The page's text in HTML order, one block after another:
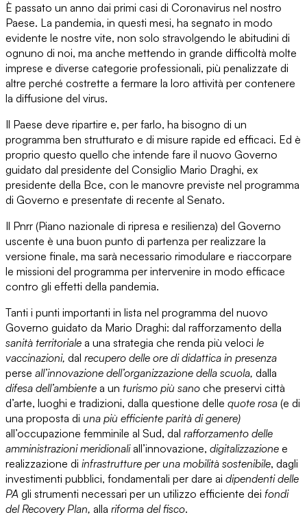
È passato un anno dai primi casi di Coronavirus nel nostro
Paese. La pandemia, in questi mesi, ha segnato in modo
evidente le nostre vite, non solo stravolgendo le abitudini di
ognuno di noi, ma anche mettendo in grande difficoltà molte
imprese e diverse categorie professionali, più penalizzate di
altre perché costrette a fermare la loro attività per contenere
la diffusione del virus.
Il Paese deve ripartire e, per farlo, ha bisogno di un
programma ben strutturato e di misure rapide ed efficaci. Ed è
proprio questo quello che intende fare il nuovo Governo
guidato dal presidente del Consiglio Mario Draghi, ex
presidente della Bce, con le manovre previste nel programma
di Governo e presentate di recente al Senato.
Il Pnrr (Piano nazionale di ripresa e resilienza) del Governo
uscente è una buon punto di partenza per realizzare la
versione finale, ma sarà necessario rimodulare e riaccorpare
le missioni del programma per intervenire in modo efficace
contro gli effetti della pandemia.
Tanti i punti importanti in lista nel programma del nuovo
Governo guidato da Mario Draghi: dal rafforzamento della
sanità territoriale a una strategia che renda più veloci le
vaccinazioni, dal recupero delle ore di didattica in presenza
perse all’innovazione dell’organizzazione della scuola, dalla
difesa dell’ambiente a un turismo più sano che preservi città
d’arte, luoghi e tradizioni, dalla questione delle quote rosa (e di
una proposta di una più efficiente parità di genere)
all’occupazione femminile al Sud, dal rafforzamento delle
amministrazioni meridionaliall’innovazione, digitalizzazione e
realizzazione di infrastrutture per una mobilità sostenibile, dagli
investimenti pubblici, fondamentali per dare ai dipendenti delle
PA gli strumenti necessari per un utilizzo efficiente dei fondi
del Recovery Plan, alla riforma del fisco.